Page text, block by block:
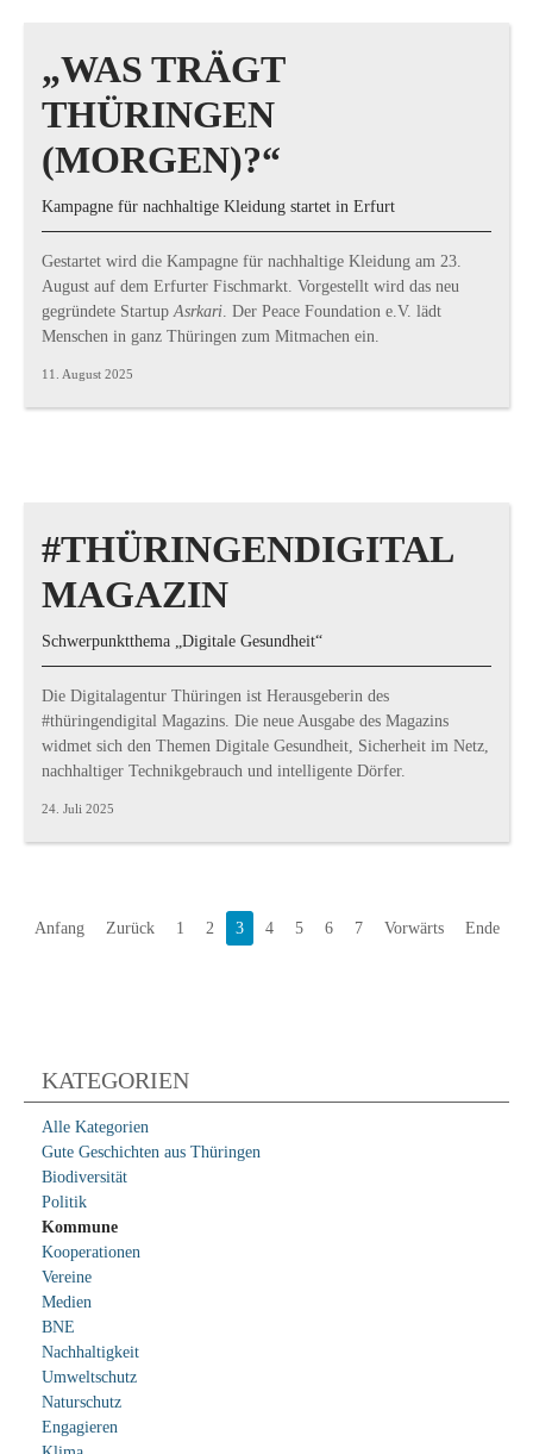
„WAS TRÄGT
THÜRINGEN
(MORGEN)?“
Kampagne für nachhaltige Kleidung startet in Erfurt
Gestartet wird die Kampagne für nachhaltige Kleidung am 23.
August auf dem Erfurter Fischmarkt. Vorgestellt wird das neu
gegründete StartupAsrkari. Der Peace Foundation e.V. lädt
Menschen in ganz Thüringen zum Mitmachen ein.
11. August 2025
#THÜRINGENDIGITAL
MAGAZIN
Schwerpunktthema „Digitale Gesundheit“
Die Digitalagentur Thüringen ist Herausgeberin des
#thüringendigital Magazins. Die neue Ausgabe des Magazins
widmet sich den Themen Digitale Gesundheit, Sicherheit im Netz,
nachhaltiger Technikgebrauch und intelligente Dörfer.
24. Juli 2025
Anfang Zurück 1 2 3 4 5 6 7 Vorwärts Ende
KATEGORIEN
Alle Kategorien
Gute Geschichten aus Thüringen
Biodiversität
Politik
Kommune
Kooperationen
Vereine
Medien
BNE
Nachhaltigkeit
Umweltschutz
Naturschutz
Engagieren